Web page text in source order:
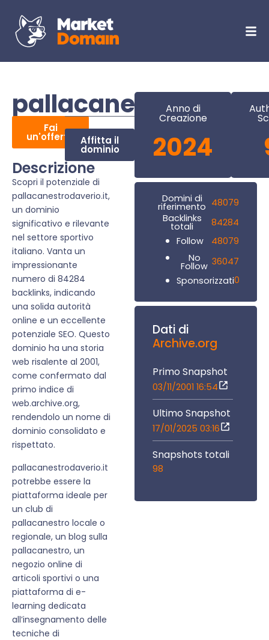
Fai
un'offerta Affitta il
dominio
Descrizione
Scopri il potenziale di
pallacanestrodaverio.it,
un dominio
significativo e rilevante
nel settore sportivo
italiano. Vanta un
impressionante
numero di 84284
backlinks, indicando
una solida autorità
online e un eccellente
potenziale SEO. Questo
dominio ha una storia
web risalente al 2001,
come confermato dal
primo indice di
web.archive.org,
rendendolo un nome di
dominio consolidato e
rispettato.
pallacanestrodaverio.it
potrebbe essere la
piattaforma ideale per
un club di
pallacanestro locale o
regionale, un blog sulla
pallacanestro, un
negozio online di
articoli sportivi o una
piattaforma di e-
learning dedicata
all’insegnamento delle
tecniche di
Anno di
Creazione
2024
Domini di
riferimento 48079
Backlinks
totali
84284
Follow
48079
No
Follow 36047
Sponsorizzati0
Dati di
Archive.org
Primo Snapshot
03/11/2001 16:54
Ultimo Snapshot
17/01/2025 03:16
Snapshots totali
98